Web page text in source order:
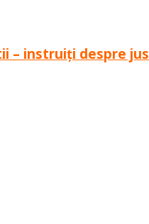
– instruiți despre